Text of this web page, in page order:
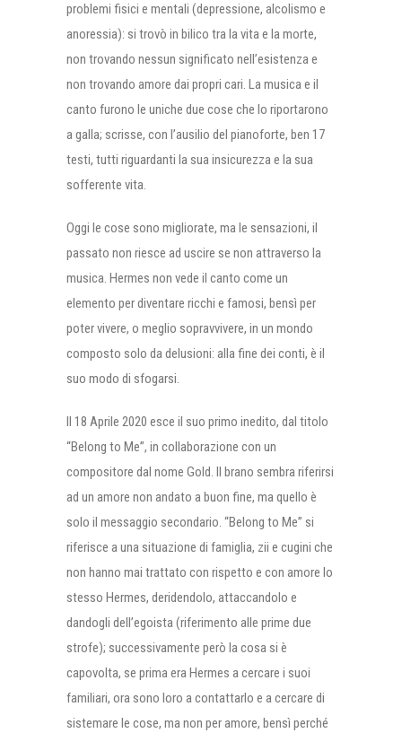
problemi fisici e mentali (depressione, alcolismo e
anoressia): si trovò in bilico tra la vita e la morte,
non trovando nessun significato nell’esistenza e
non trovando amore dai propri cari. La musica e il
canto furono le uniche due cose che lo riportarono
a galla; scrisse, con l’ausilio del pianoforte, ben 17
testi, tutti riguardanti la sua insicurezza e la sua
sofferente vita.
Oggi le cose sono migliorate, ma le sensazioni, il
passato non riesce ad uscire se non attraverso la
musica. Hermes non vede il canto come un
elemento per diventare ricchi e famosi, bensì per
poter vivere, o meglio sopravvivere, in un mondo
composto solo da delusioni: alla fine dei conti, è il
suo modo di sfogarsi.
Il 18 Aprile 2020 esce il suo primo inedito, dal titolo
“Belong to Me”, in collaborazione con un
compositore dal nome Gold. Il brano sembra riferirsi
ad un amore non andato a buon fine, ma quello è
solo il messaggio secondario. “Belong to Me” si
riferisce a una situazione di famiglia, zii e cugini che
non hanno mai trattato con rispetto e con amore lo
stesso Hermes, deridendolo, attaccandolo e
dandogli dell’egoista (riferimento alle prime due
strofe); successivamente però la cosa si è
capovolta, se prima era Hermes a cercare i suoi
familiari, ora sono loro a contattarlo e a cercare di
sistemare le cose, ma non per amore, bensì perché